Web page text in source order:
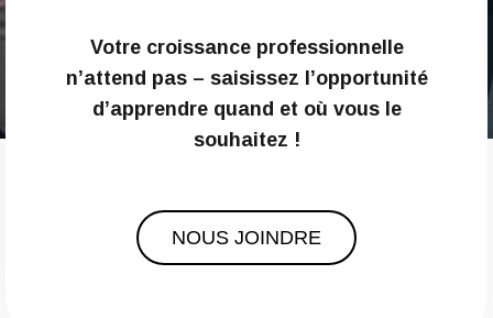
Votre croissance professionnelle
n’attend pas – saisissez l’opportunité
d’apprendre quand et où vous le
souhaitez !
NOUS JOINDRE